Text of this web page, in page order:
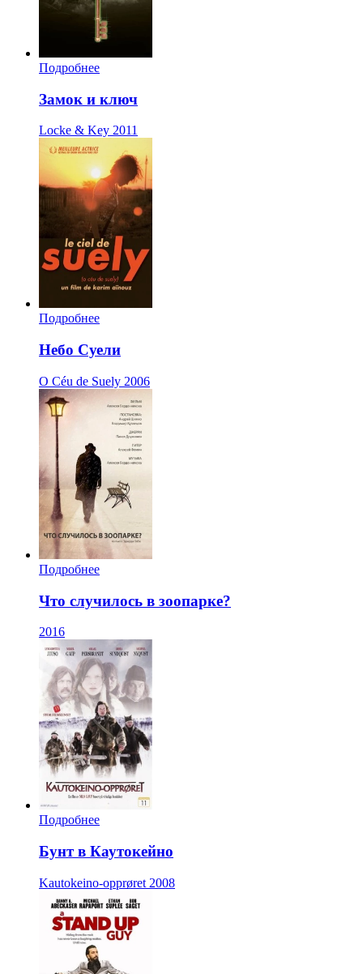
Подробнее
Замок и ключ
Locke & Key 2011
Подробнее
Небо Суели
O Céu de Suely 2006
Подробнее
Что случилось в зоопарке?
2016
Подробнее
Бунт в Каутокейно
Kautokeino-opprøret 2008